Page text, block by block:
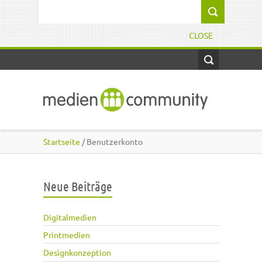
CLOSE
Startseite / Benutzerkonto
Neue Beiträge
Digitalmedien
Printmedien
Designkonzeption